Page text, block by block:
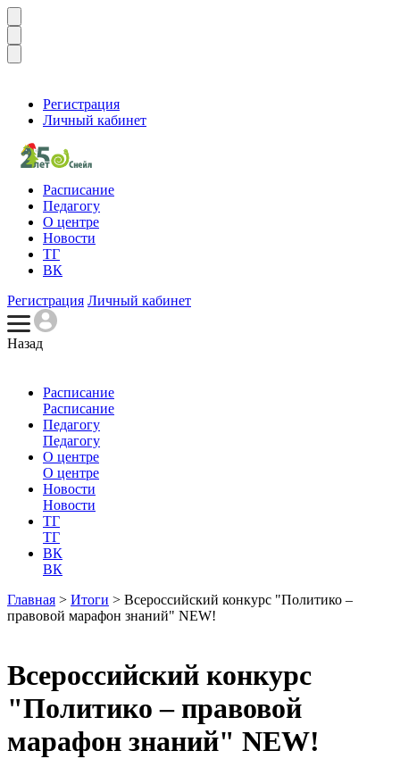
Регистрация
Личный кабинет
Расписание
Педагогу
О центре
Новости
ТГ
ВК
Регистрация Личный кабинет
Назад
Расписание
Расписание
Педагогу
Педагогу
О центре
О центре
Новости
Новости
ТГ
ТГ
ВК
ВК
Главная > Итоги > Всероссийский конкурс "Политико –
правовой марафон знаний" NEW!
Всероссийский конкурс
"Политико – правовой
марафон знаний" NEW!